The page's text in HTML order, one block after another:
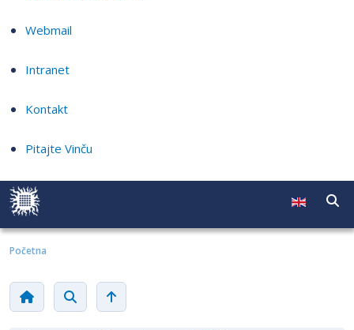
Webmail
Intranet
Kontakt
Pitajte Vinču
Početna